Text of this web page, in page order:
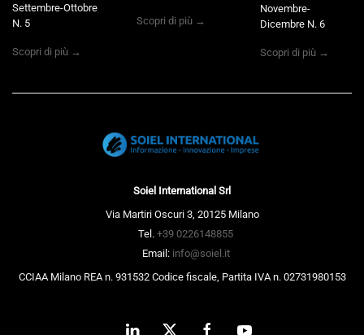
Settembre-Ottobre
N. 5
Scopri di più →
Scopri di più →
Novembre-
Dicembre N. 6
Scopri di più →
Soiel International Srl
Via Martiri Oscuri 3, 20125 Milano
Tel. +39 0226148855
Email: info@soiel.it
CCIAA Milano REA n. 931532 Codice fiscale, Partita IVA n. 02731980153